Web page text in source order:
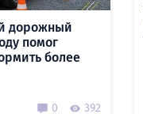
дорожный
помог
более
0 392